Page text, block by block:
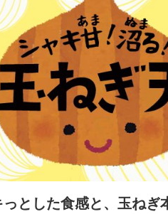
っとした食感と、玉ね